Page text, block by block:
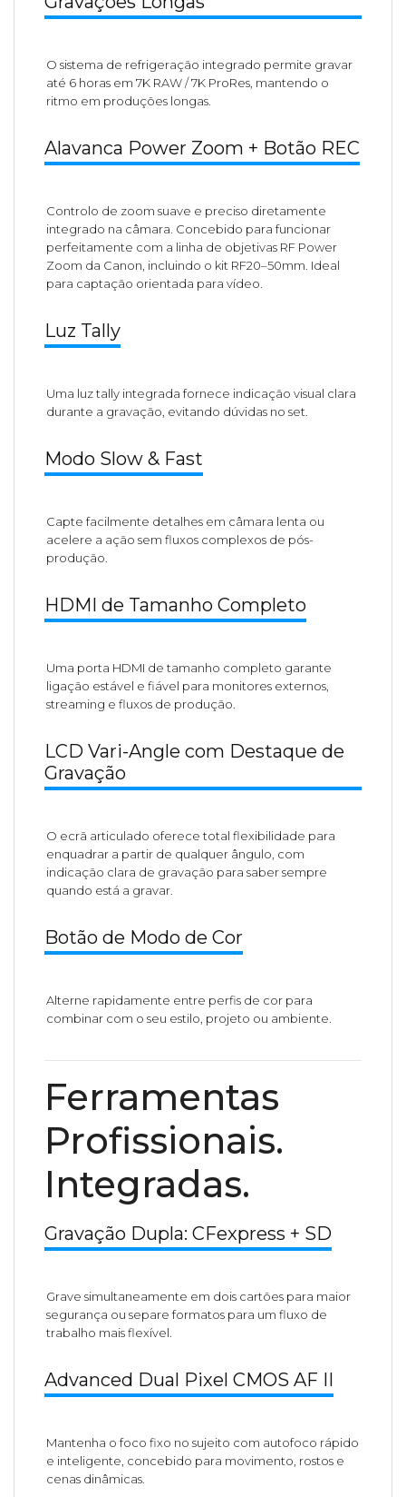
O sistema de refrigeração integrado permite gravar
até 6 horas em 7K RAW / 7K ProRes, mantendo o
ritmo em produções longas.
Alavanca Power Zoom + Botão REC
Controlo de zoom suave e preciso diretamente
integrado na câmara. Concebido para funcionar
perfeitamente com a linha de objetivas RF Power
Zoom da Canon, incluindo o kit RF20–50mm. Ideal
para captação orientada para vídeo.
Luz Tally
Uma luz tally integrada fornece indicação visual clara
durante a gravação, evitando dúvidas no set.
Modo Slow & Fast
Capte facilmente detalhes em câmara lenta ou
acelere a ação sem fluxos complexos de pós-
produção.
HDMI de Tamanho Completo
Uma porta HDMI de tamanho completo garante
ligação estável e fiável para monitores externos,
streaming e fluxos de produção.
LCD Vari-Angle com Destaque de
Gravação
O ecrã articulado oferece total flexibilidade para
enquadrar a partir de qualquer ângulo, com
indicação clara de gravação para saber sempre
quando está a gravar.
Botão de Modo de Cor
Alterne rapidamente entre perfis de cor para
combinar com o seu estilo, projeto ou ambiente.
Ferramentas
Profissionais.
Integradas.
Gravação Dupla: CFexpress + SD
Grave simultaneamente em dois cartões para maior
segurança ou separe formatos para um fluxo de
trabalho mais flexível.
Advanced Dual Pixel CMOS AF II
Mantenha o foco fixo no sujeito com autofoco rápido
e inteligente, concebido para movimento, rostos e
cenas dinâmicas.